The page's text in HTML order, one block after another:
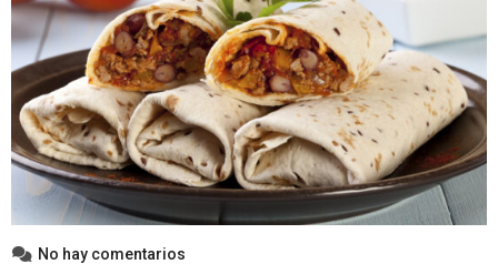
No hay comentarios